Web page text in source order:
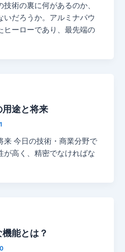
術の裏に何があるのか、
いだろうか。アルミナパウ
ヒーローであり、最先端の
途と将来
来 今日の技術・商業分野で
が高く、精密でなければな
能とは？